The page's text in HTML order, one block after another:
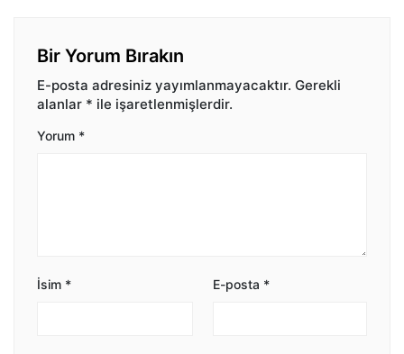
Bir Yorum Bırakın
E-posta adresiniz yayımlanmayacaktır. Gerekli
alanlar * ile işaretlenmişlerdir.
Yorum *
İsim * E-posta *